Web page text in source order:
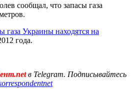
сообщал, что запасы газа
газа Украины находятся на
года.
в Telegram. Подписывайтесь